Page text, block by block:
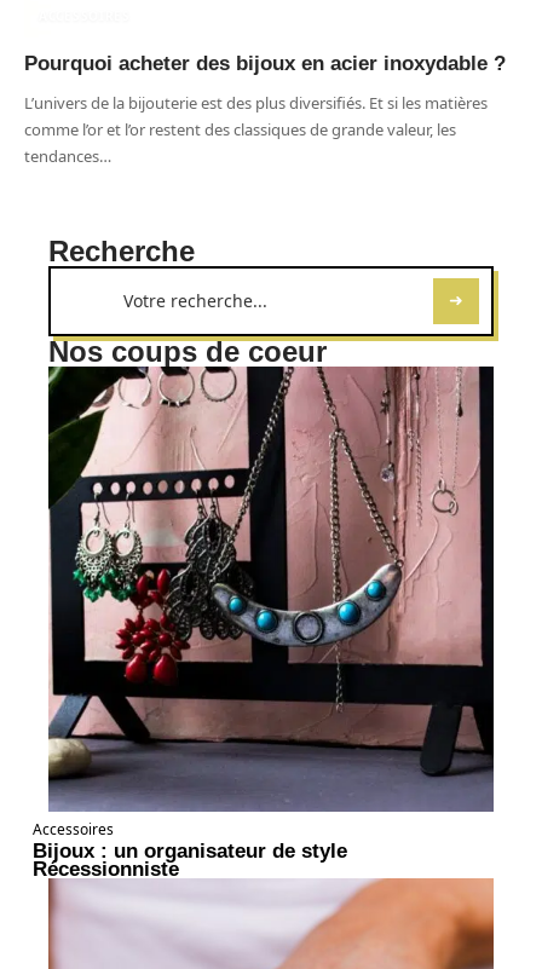
Pourquoi acheter des bijoux en acier inoxydable ?
L’univers de la bijouterie est des plus diversifiés. Et si les matières
comme l’or et l’or restent des classiques de grande valeur, les
tendances…
Recherche
Nos coups de coeur
Accessoires
Bijoux : un organisateur de style
Récessionniste